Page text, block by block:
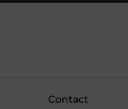
Contact